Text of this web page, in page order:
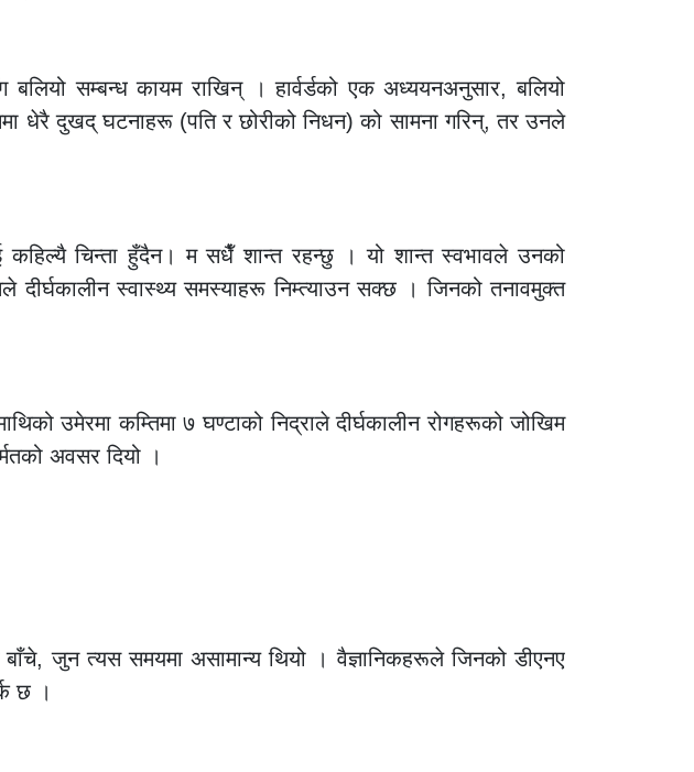
सम्बन्ध कायम राखिन् । हार्वर्डको एक अध्ययनअनुसार, बलियो
धेरै दुखद् घटनाहरू (पति र छोरीको निधन) को सामना गरिन्, तर उनले
कहिल्यै चिन्ता हुँदैन। म सधैँ शान्त रहन्छु । यो शान्त स्वभावले उनको
दीर्घकालीन स्वास्थ्य समस्याहरू निम्त्याउन सक्छ । जिनको तनावमुक्त
उमेरमा कम्तिमा ७ घण्टाको निद्राले दीर्घकालीन रोगहरूको जोखिम
अवसर दियो ।
बाँचे, जुन त्यस समयमा असामान्य थियो । वैज्ञानिकहरूले जिनको डीएनए
छ ।